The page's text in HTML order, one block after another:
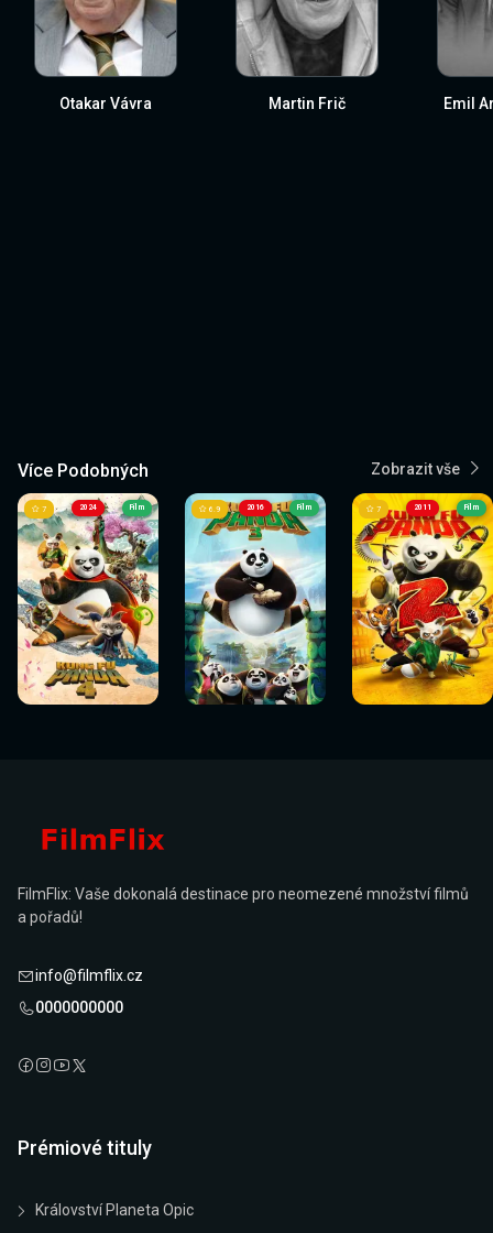
Otakar Vávra Martin Frič Emil
Více Podobných Zobrazit vše
2024
Sledovat
nyní
7 Film
Sledovat
nyní
2016
Sledovat
nyní
6.9 Film
Sledovat
nyní
2011
Sledovat
nyní
7 Film
Sledovat
nyní
FilmFlix: Vaše dokonalá destinace pro neomezené množství filmů
a pořadů!
info@filmflix.cz
0000000000
Prémiové tituly
Království Planeta Opic